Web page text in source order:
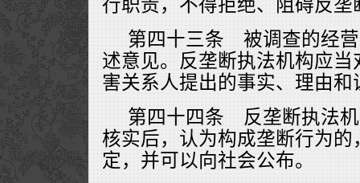
行职责，不得拒绝、阻碍反
第四十三条 被调查的经
述意见。反垄断执法机构应
害关系人提出的事实、理由和
第四十四条 反垄断执法
核实后，认为构成垄断行为
定，并可以向社会公布。